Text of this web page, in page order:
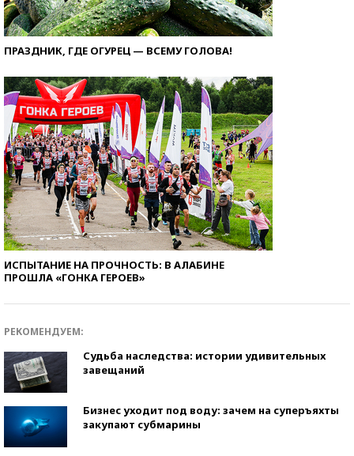
ПРАЗДНИК, ГДЕ ОГУРЕЦ — ВСЕМУ ГОЛОВА!
ИСПЫТАНИЕ НА ПРОЧНОСТЬ: В АЛАБИНЕ
ПРОШЛА «ГОНКА ГЕРОЕВ»
РЕКОМЕНДУЕМ:
Судьба наследства: истории удивительных
завещаний
Бизнес уходит под воду: зачем на суперъяхты
закупают субмарины